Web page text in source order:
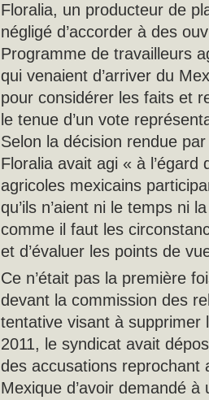
Floralia, un producteur de
négligé d’accorder à des
Programme de travailleurs
qui venaient d’arriver du
pour considérer les faits et
le tenue d’un vote
Selon la décision rendue
Floralia avait agi « à
agricoles mexicains
qu’ils n’aient ni le temps ni
comme il faut les
et d’évaluer les points de
Ce n’était pas la première
devant la commission des
tentative visant à supprimer
2011, le syndicat avait
des accusations reprochant
Mexique d’avoir demandé